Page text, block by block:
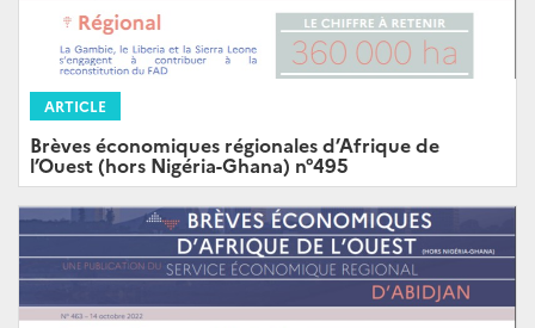
ARTICLE
Brèves économiques régionales d’Afrique de
l’Ouest (hors Nigéria-Ghana) n°495